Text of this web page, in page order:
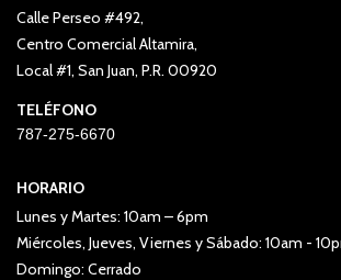
Calle Perseo #492,
Centro Comercial Altamira,
Local #1, San Juan, P.R. 00920
TELÉFONO
787-275-6670
HORARIO
Lunes y Martes: 10am – 6pm
Miércoles, Jueves, Viernes y Sábado: 10am -
Domingo: Cerrado